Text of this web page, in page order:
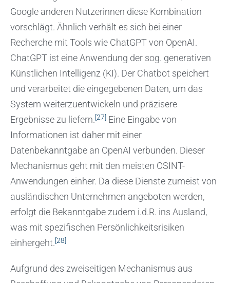
Google anderen Nutzerinnen diese Kombination
vorschlägt. Ähnlich verhält es sich bei einer
Recherche mit Tools wie ChatGPT von OpenAI.
ChatGPT ist eine Anwendung der sog. generativen
Künstlichen Intelligenz (KI). Der Chatbot speichert
und verarbeitet die eingegebenen Daten, um das
System weiterzuentwickeln und präzisere
Ergebnisse zu liefern.[27] Eine Eingabe von
Informationen ist daher mit einer
Datenbekanntgabe an OpenAI verbunden. Dieser
Mechanismus geht mit den meisten OSINT-
Anwendungen einher. Da diese Dienste zumeist von
ausländischen Unternehmen angeboten werden,
erfolgt die Bekanntgabe zudem i.d.R. ins Ausland,
was mit spezifischen Persönlichkeitsrisiken
einhergeht.[28]
Aufgrund des zweiseitigen Mechanismus aus